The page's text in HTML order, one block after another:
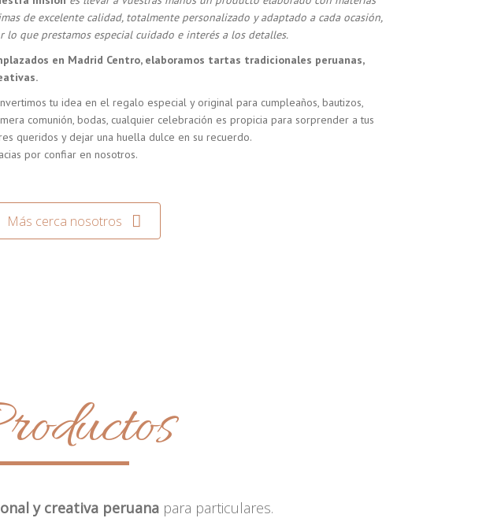
de excelente calidad, totalmente personalizado y adaptado a cada ocasión,
lo que prestamos especial cuidado e interés a los detalles.
en Madrid Centro, elaboramos tartas tradicionales peruanas,
tu idea en el regalo especial y original para cumpleaños, bautizos,
comunión, bodas, cualquier celebración es propicia para sorprender a tus
queridos y dejar una huella dulce en su recuerdo.
por confiar en nosotros.
Más cerca nosotros
y creativa peruana para particulares.